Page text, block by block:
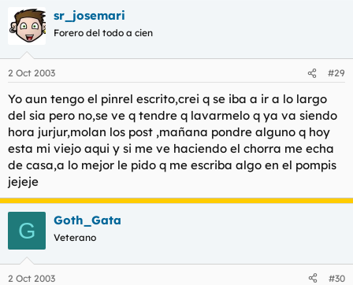
sr_josemari
Forero del todo a cien
2 Oct 2003 #29
Yo aun tengo el pinrel escrito,crei q se iba a ir a lo largo
del sia pero no,se ve q tendre q lavarmelo q ya va siendo
hora jurjur,molan los post ,mañana pondre alguno q hoy
esta mi viejo aqui y si me ve haciendo el chorra me echa
de casa,a lo mejor le pido q me escriba algo en el pompis
jejeje
G Goth_Gata
Veterano
2 Oct 2003 #30